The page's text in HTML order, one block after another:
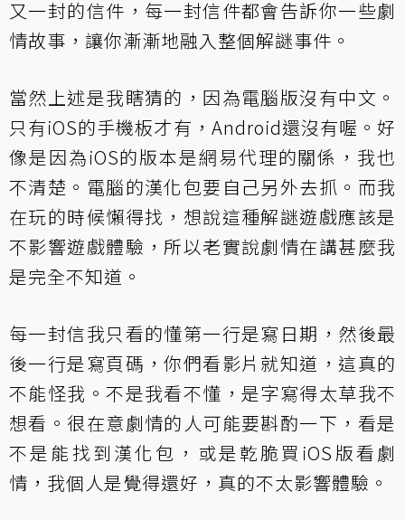
又一封的信件，每一封信件都會告訴你一些劇
情故事，讓你漸漸地融入整個解謎事件。
當然上述是我瞎猜的，因為電腦版沒有中文。
只有iOS的手機板才有，Android還沒有喔。好
像是因為iOS的版本是網易代理的關係，我也
不清楚。電腦的漢化包要自己另外去抓。而我
在玩的時候懶得找，想說這種解謎遊戲應該是
不影響遊戲體驗，所以老實說劇情在講甚麼我
是完全不知道。
每一封信我只看的懂第一行是寫日期，然後最
後一行是寫頁碼，你們看影片就知道，這真的
不能怪我。不是我看不懂，是字寫得太草我不
想看。很在意劇情的人可能要斟酌一下，看是
不是能找到漢化包，或是乾脆買iOS版看劇
情，我個人是覺得還好，真的不太影響體驗。